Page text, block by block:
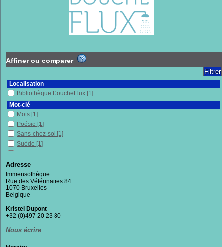
Affiner ou comparer
Localisation
Bibliothèque DoucheFlux [1]
Mot-clé
Mots [1]
Poésie [1]
Sans-chez-soi [1]
Suède [1]
Section
Fictions[1]
Adresse
Immensothèque
Rue des Vétérinaires 84
1070 Bruxelles
Belgique
Kristel Dupont
+32 (0)497 20 23 80
Nous écrire